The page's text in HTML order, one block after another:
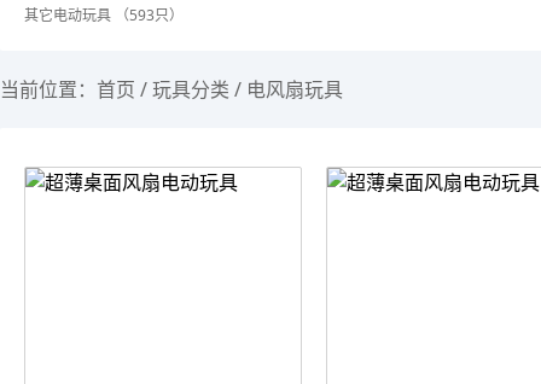
其它电动玩具 （593只）
当前位置： 首页 /玩具分类 / 电风扇玩具